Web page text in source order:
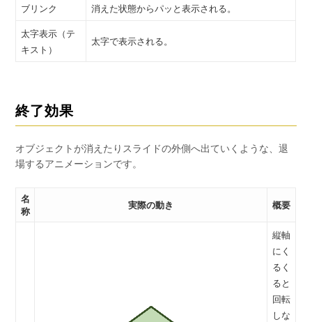
ブリンク
消えた状態からパッと表示される。
太字表示（テ
キスト）
太字で表示される。
終了効果
オブジェクトが消えたりスライドの外側へ出ていくような、退
場するアニメーションです。
名
称
実際の動き 概要
縦軸
にく
るく
ると
回転
しな